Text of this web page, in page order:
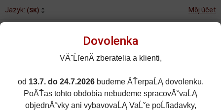
Jazyk: (SK) Môj účet
Rozšírené vyhľadávanie
Porovnané (0)
Obľúbené (0)
Dovolenka
VĂˇĹľenĂ­ zberatelia a klienti,
od 13.7. do 24.7.2026budeme ÄŤerpaĹĄ dovolenku.
PoÄŤas tohto obdobia nebudeme spracovĂˇvaĹĄ
objednĂˇvky ani vybavovaĹĄ VaĹˇe poĹľiadavky,